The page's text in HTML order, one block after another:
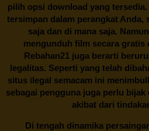
pilih opsi download yang
tersimpan dalam perangkat Anda,
saja dan di mana saja.
mengunduh film secara
Rebahan21 juga berarti
legalitas. Seperti yang telah
situs ilegal semacam ini
sebagai pengguna juga perlu
akibat dari
Di tengah dinamika